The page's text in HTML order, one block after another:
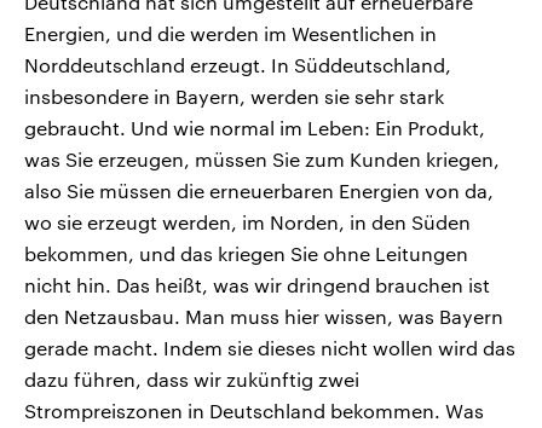
Energien, und die werden im Wesentlichen in
Norddeutschland erzeugt. In Süddeutschland,
insbesondere in Bayern, werden sie sehr stark
gebraucht. Und wie normal im Leben: Ein Produkt,
was Sie erzeugen, müssen Sie zum Kunden kriegen,
also Sie müssen die erneuerbaren Energien von da,
wo sie erzeugt werden, im Norden, in den Süden
bekommen, und das kriegen Sie ohne Leitungen
nicht hin. Das heißt, was wir dringend brauchen ist
den Netzausbau. Man muss hier wissen, was Bayern
gerade macht. Indem sie dieses nicht wollen wird das
dazu führen, dass wir zukünftig zwei
Strompreiszonen in Deutschland bekommen. Was